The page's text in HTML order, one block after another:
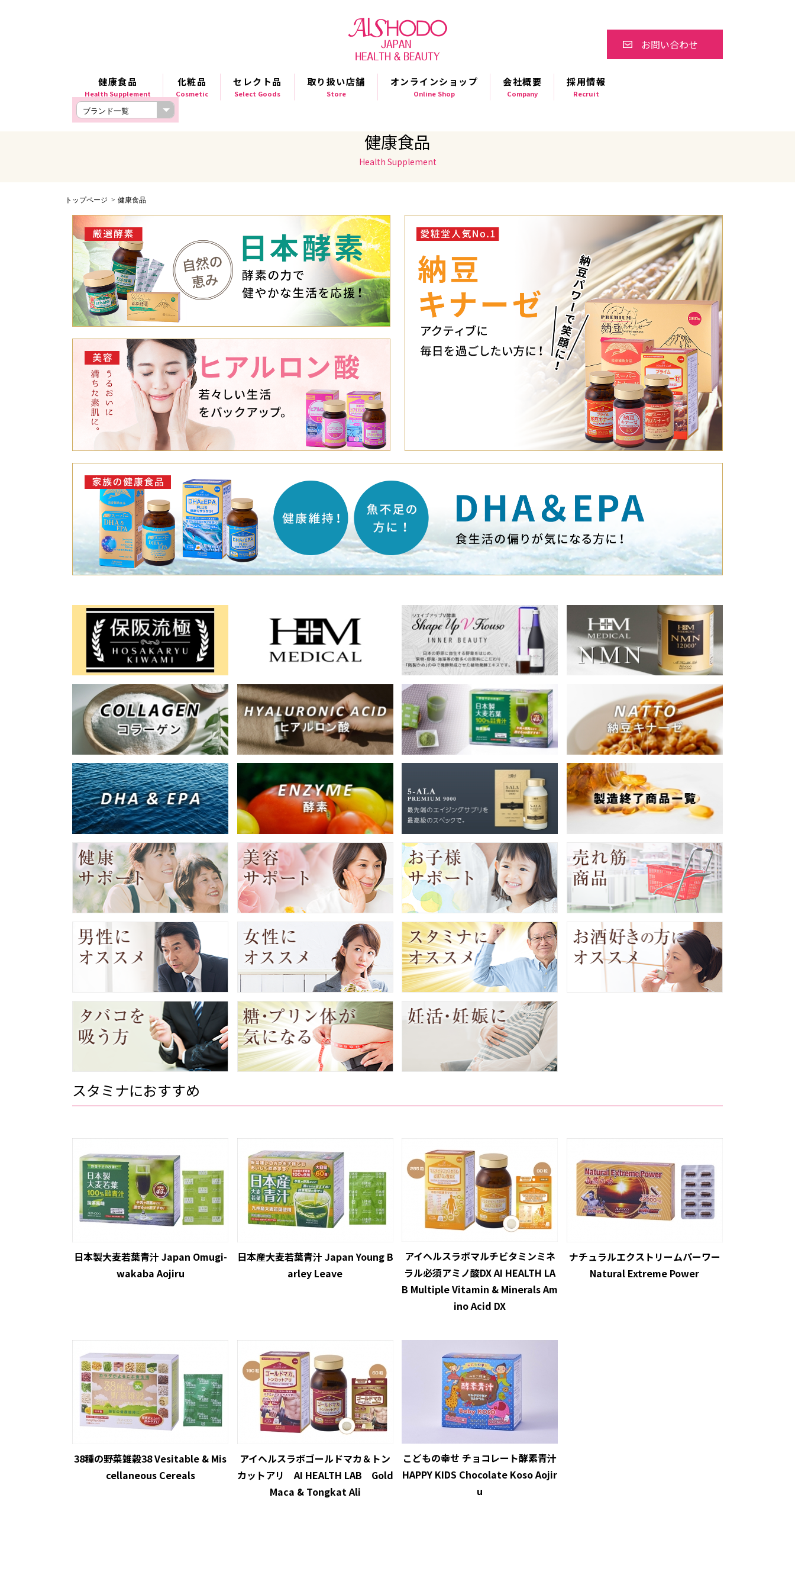
お問い合わせ
健康食品
Health Supplement
化粧品
Cosmetic
セレクト品
Select Goods
取り扱い店舗
Store
オンラインショップ
Online Shop
会社概要
Company
採用情報
Recruit
健康食品
Health Supplement
トップページ 健康食品
スタミナにおすすめ
日本製大麦若葉青汁 Japan Omugi-
wakaba Aojiru
日本産大麦若葉青汁 Japan Young B
arley Leave
アイヘルスラボマルチビタミンミネ
ラル必須アミノ酸DX AI HEALTH LA
B Multiple Vitamin & Minerals Am
ino Acid DX
ナチュラルエクストリームパーワー
Natural Extreme Power
38種の野菜雑穀38 Vesitable & Mis
cellaneous Cereals
アイヘルスラボゴールドマカ＆トン
カットアリ AI HEALTH LAB Gold
Maca & Tongkat Ali
こどもの幸せ チョコレート酵素青汁
HAPPY KIDS Chocolate Koso Aojir
u